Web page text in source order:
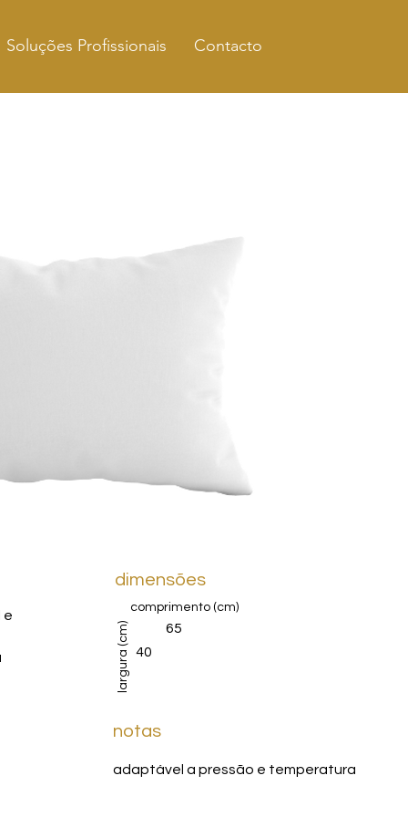
Soluções Profissionais Contacto
e
dimensões
comprimento (cm)
65
40
largura (cm)
notas
adaptável a pressão e temperatura